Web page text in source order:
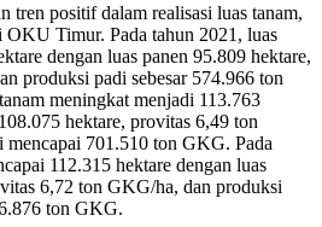
tren positif dalam realisasi luas tanam,
OKU Timur. Pada tahun 2021, luas
dengan luas panen 95.809 hektare,
produksi padi sebesar 574.966 ton
meningkat menjadi 113.763
hektare, provitas 6,49 ton
701.510 ton GKG. Pada
112.315 hektare dengan luas
6,72 ton GKG/ha, dan produksi
ton GKG.